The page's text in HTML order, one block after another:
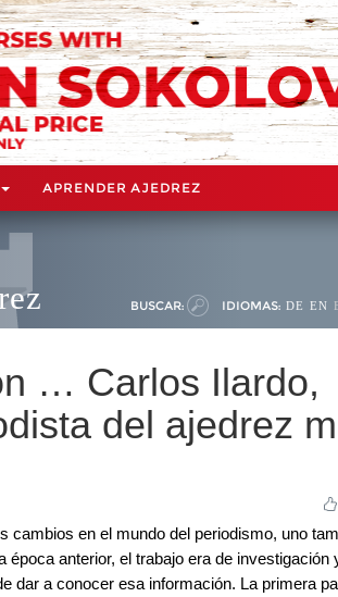
APRENDER AJEDREZ
BUSCAR: IDIOMAS: DE EN
… Carlos Ilardo,
del ajedrez
cambios en el mundo del periodismo, uno
época anterior, el trabajo era de investigación
dar a conocer esa información. La primera